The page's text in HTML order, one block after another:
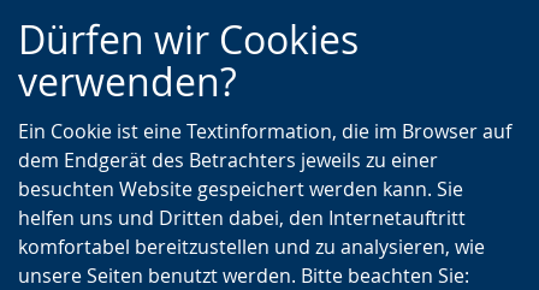
Zur
Hauptnavigation
Zur
Seitennavigation
Zum
Inhalt
Dürfen wir Cookies
verwenden?
Ein Cookie ist eine Textinformation, die im Browser auf
dem Endgerät des Betrachters jeweils zu einer
besuchten Website gespeichert werden kann. Sie
helfen uns und Dritten dabei, den Internetauftritt
komfortabel bereitzustellen und zu analysieren, wie
unsere Seiten benutzt werden. Bitte beachten Sie: